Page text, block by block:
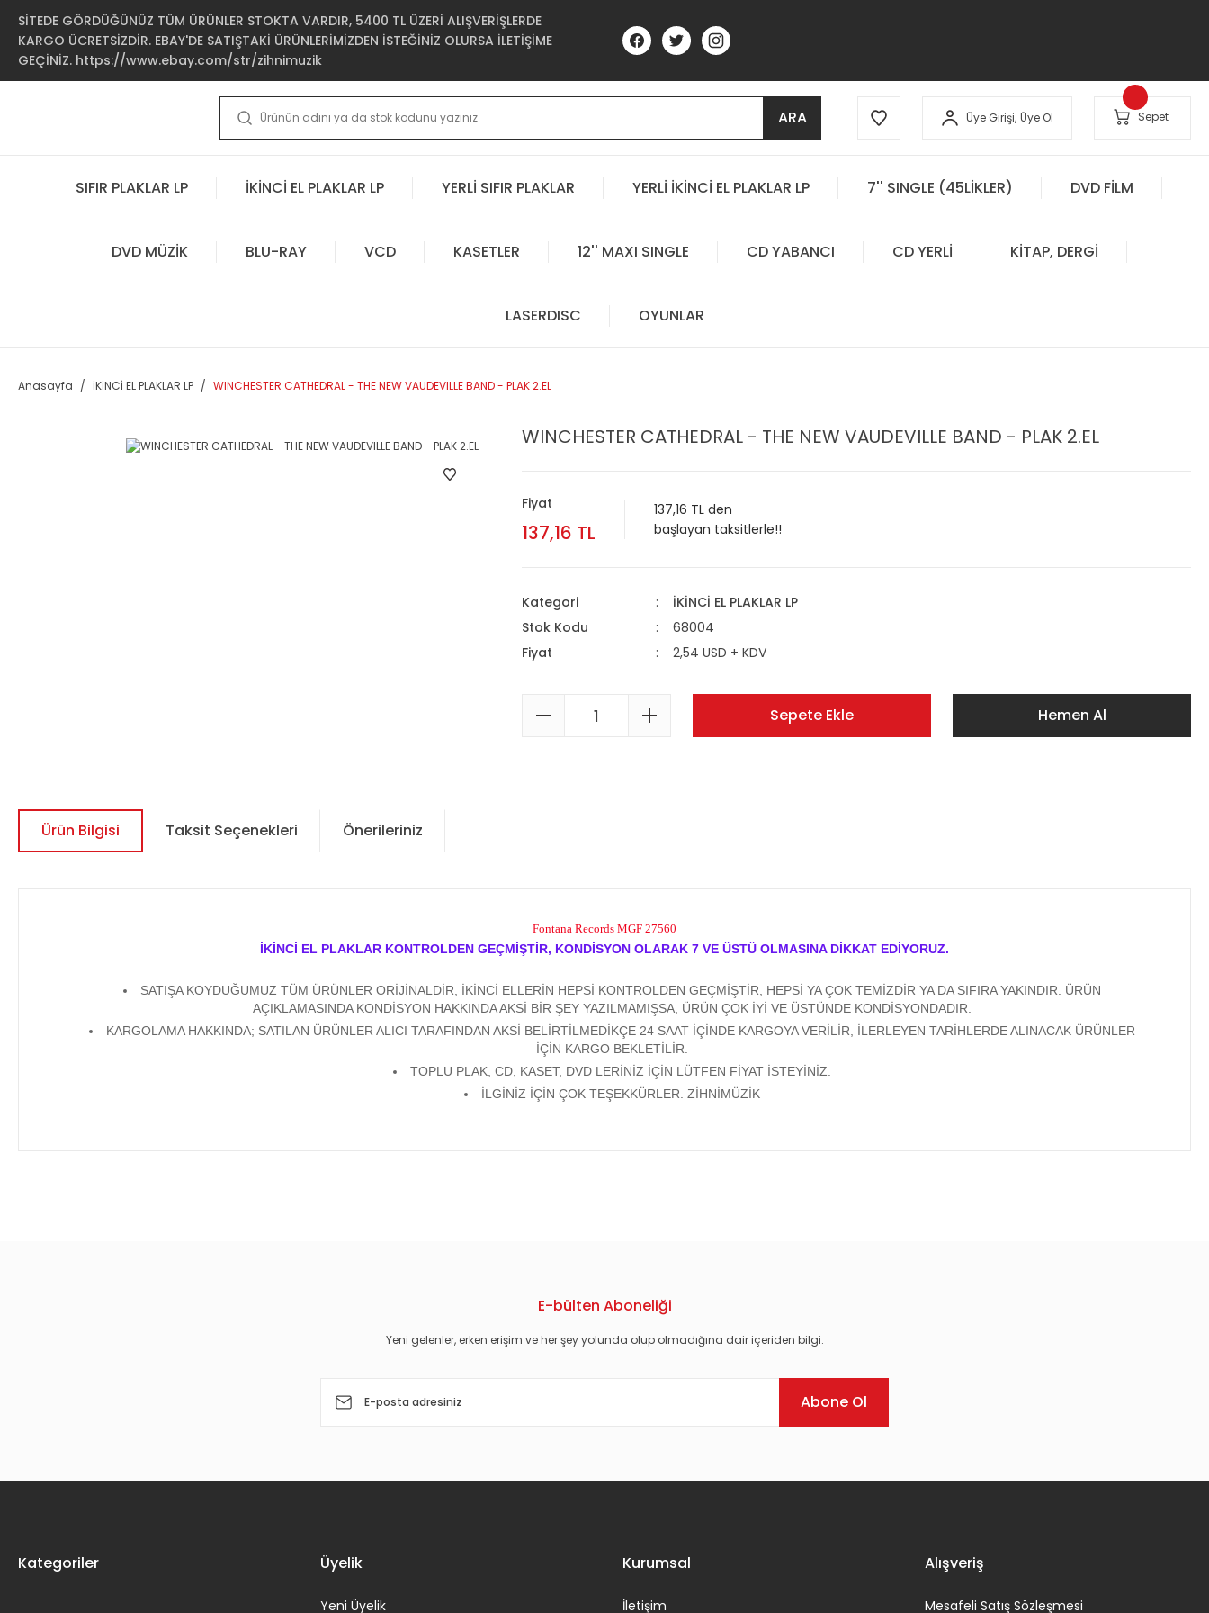
SİTEDE GÖRDÜĞÜNÜZ TÜM ÜRÜNLER STOKTA VARDIR, 5400 TL ÜZERİ ALIŞVERİŞLERDE
KARGO ÜCRETSİZDİR. EBAY'DE SATIŞTAKİ ÜRÜNLERİMİZDEN İSTEĞİNİZ OLURSA İLETİŞİME
GEÇİNİZ. https://www.ebay.com/str/zihnimuzik
ARA Üye Girişi, Üye Ol Sepet
SIFIR PLAKLAR LP İKİNCİ EL PLAKLAR LP YERLİ SIFIR PLAKLAR YERLİ İKİNCİ EL PLAKLAR LP 7'' SINGLE (45LİKLER) DVD FİLM
DVD MÜZİK BLU-RAY VCD KASETLER 12'' MAXI SINGLE CD YABANCI CD YERLİ KİTAP, DERGİ
LASERDISC OYUNLAR
Anasayfa İKİNCİ EL PLAKLAR LP WINCHESTER CATHEDRAL - THE NEW VAUDEVILLE BAND - PLAK 2.EL
WINCHESTER CATHEDRAL - THE NEW VAUDEVILLE BAND - PLAK 2.EL
Fiyat
137,16 TL
137,16 TL den
başlayan taksitlerle!!
Kategori
İKİNCİ EL PLAKLAR LP
Stok Kodu
68004
Fiyat
2,54 USD + KDV
Sepete Ekle Hemen Al
Ürün Bilgisi Taksit Seçenekleri Önerileriniz
Fontana Records MGF 27560
İKİNCİ EL PLAKLAR KONTROLDEN GEÇMİŞTİR, KONDİSYON OLARAK 7 VE ÜSTÜ OLMASINA DİKKAT EDİYORUZ.
SATIŞA KOYDUĞUMUZ TÜM ÜRÜNLER ORİJİNALDİR, İKİNCİ ELLERİN HEPSİ KONTROLDEN GEÇMİŞTİR, HEPSİ YA ÇOK TEMİZDİR YA DA SIFIRA YAKINDIR. ÜRÜN
AÇIKLAMASINDA KONDİSYON HAKKINDA AKSİ BİR ŞEY YAZILMAMIŞSA, ÜRÜN ÇOK İYİ VE ÜSTÜNDE KONDİSYONDADIR.
KARGOLAMA HAKKINDA; SATILAN ÜRÜNLER ALICI TARAFINDAN AKSİ BELİRTİLMEDİKÇE 24 SAAT İÇİNDE KARGOYA VERİLİR, İLERLEYEN TARİHLERDE ALINACAK ÜRÜNLER
İÇİN KARGO BEKLETİLİR.
TOPLU PLAK, CD, KASET, DVD LERİNİZ İÇİN LÜTFEN FİYAT İSTEYİNİZ.
İLGİNİZ İÇİN ÇOK TEŞEKKÜRLER. ZİHNİMÜZİK
E-bülten Aboneliği
Yeni gelenler, erken erişim ve her şey yolunda olup olmadığına dair içeriden bilgi.
Abone Ol
Kategoriler Üyelik
Yeni Üyelik
Kurumsal
İletişim
Alışveriş
Mesafeli Satış Sözleşmesi